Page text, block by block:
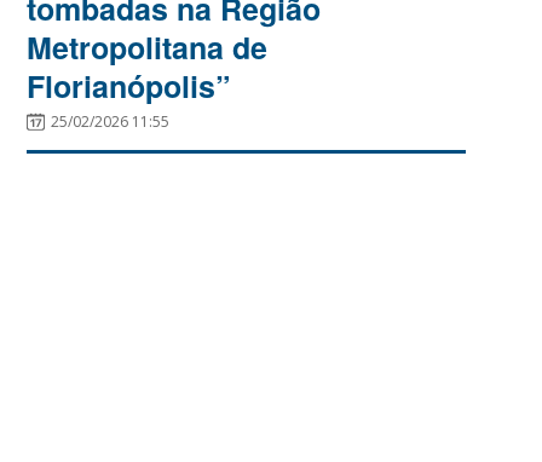
Metropolitana de
Florianópolis”
25/02/2026 11:55